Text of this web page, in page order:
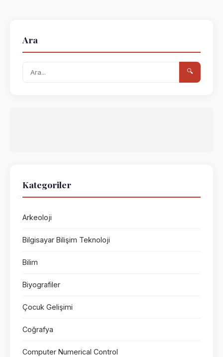
Ara
🔍
Kategoriler
Arkeoloji
Bilgisayar Bilişim Teknoloji
Bilim
Biyografiler
Çocuk Gelişimi
Coğrafya
Computer Numerical Control